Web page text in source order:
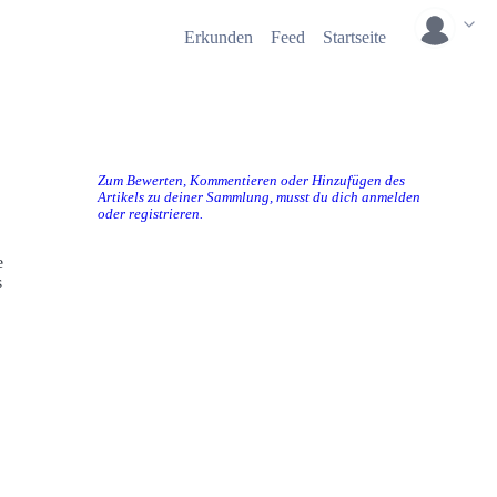
Erkunden Feed Startseite
Zum Bewerten, Kommentieren oder Hinzufügen des
Artikels zu deiner Sammlung, musst du dich anmelden
oder registrieren.